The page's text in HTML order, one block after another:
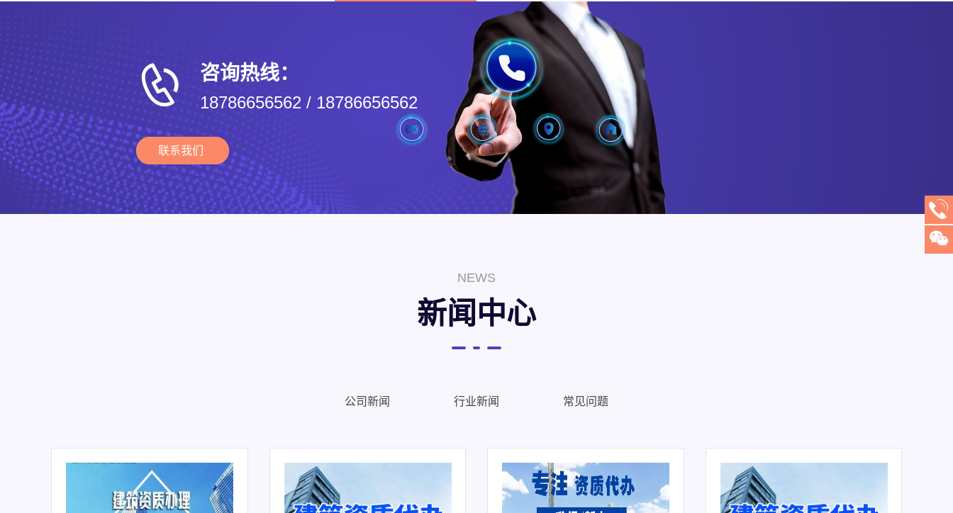
规，充分了解各种建筑管理规定，制定出适合客
户需求的解决方案。同时，公司始终保持着技术
创新能力，结合先进的技术手段，打造了高效、
安全、可靠的服务体系。 公司设立了科学严谨
咨询热线：
18786656562 / 18786656562
联系我们
NEWS
新闻中心
公司新闻 行业新闻 常见问题